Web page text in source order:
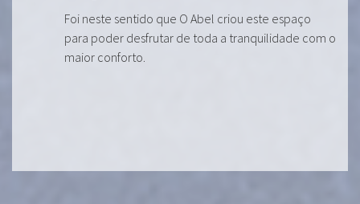
Foi neste sentido que O Abel criou este espaço
para poder desfrutar de toda a tranquilidade com o
maior conforto.